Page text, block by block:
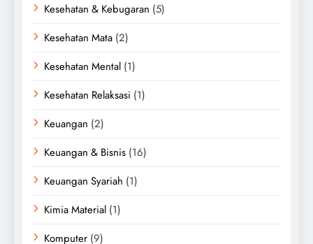
Kesehatan & Kebugaran (5)
Kesehatan Mata (2)
Kesehatan Mental (1)
Kesehatan Relaksasi (1)
Keuangan (2)
Keuangan & Bisnis (16)
Keuangan Syariah (1)
Kimia Material (1)
Komputer (9)